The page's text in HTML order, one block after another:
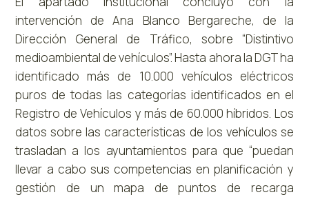
intervención de Ana Blanco Bergareche, de la
Dirección General de Tráfico, sobre “Distintivo
medioambiental de vehículos”. Hasta ahora la DGT ha
identificado más de 10.000 vehículos eléctricos
puros de todas las categorías identificados en el
Registro de Vehículos y más de 60.000 híbridos. Los
datos sobre las características de los vehículos se
trasladan a los ayuntamientos para que “puedan
llevar a cabo sus competencias en planificación y
gestión de un mapa de puntos de recarga